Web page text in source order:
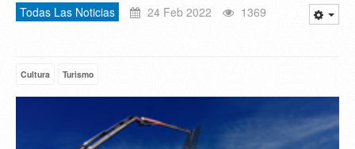
Todas Las Noticias 24 Feb 2022 1369
Cultura Turismo